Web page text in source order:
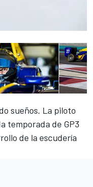
sueños. La piloto
temporada de GP3
de la escudería